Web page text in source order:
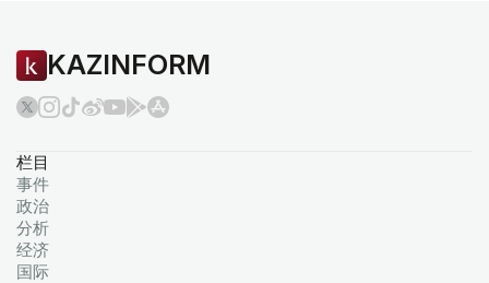
KAZINFORM
栏目
事件
政治
分析
经济
国际